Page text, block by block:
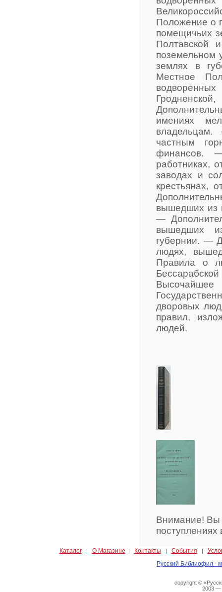
Положение о
помещичьих
Полтавской
поземельном
землях в
Местное
имениях
частным
финансов.
работниках,
заводах и
крестьянах,
вышедших из
—
вышедших
губернии. —
людях,
Правила о
Высочайшее
дворовых
правил,
людей.
Внимание! Вы
Каталог| О Магазине | Контакты | События |
Русский Библиофил -
copyright ©
2003 —